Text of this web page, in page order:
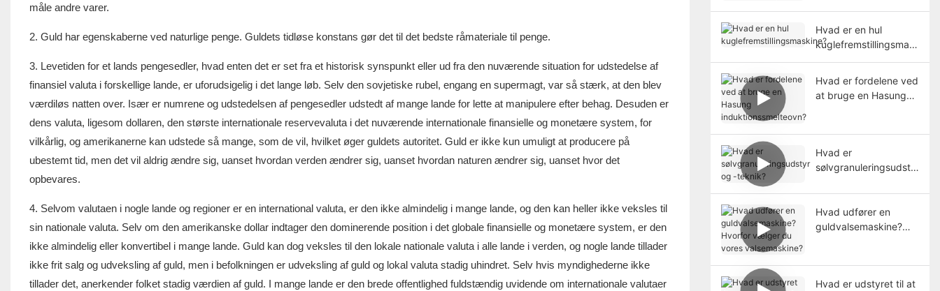
måle andre varer.
2. Guld har egenskaberne ved naturlige penge. Guldets tidløse konstans gør det til det bedste råmateriale til penge.
3. Levetiden for et lands pengesedler, hvad enten det er set fra et historisk synspunkt eller ud fra den nuværende situation for udstedelse af
finansiel valuta i forskellige lande, er uforudsigelig i det lange løb. Selv den sovjetiske rubel, engang en supermagt, var så stærk, at den blev
værdiløs natten over. Især er numrene og udstedelsen af ​​pengesedler udstedt af mange lande for lette at manipulere efter behag. Desuden er
dens valuta, ligesom dollaren, den største internationale reservevaluta i det nuværende internationale finansielle og monetære system, for
vilkårlig, og amerikanerne kan udstede så mange, som de vil, hvilket øger guldets autoritet. Guld er ikke kun umuligt at producere på
ubestemt tid, men det vil aldrig ændre sig, uanset hvordan verden ændrer sig, uanset hvordan naturen ændrer sig, uanset hvor det
opbevares.
4. Selvom valutaen i nogle lande og regioner er en international valuta, er den ikke almindelig i mange lande, og den kan heller ikke veksles til
sin nationale valuta. Selv om den amerikanske dollar indtager den dominerende position i det globale finansielle og monetære system, er den
ikke almindelig eller konvertibel i mange lande. Guld kan dog veksles til den lokale nationale valuta i alle lande i verden, og nogle lande tillader
ikke frit salg og udveksling af guld, men i befolkningen er udveksling af guld og lokal valuta stadig uhindret. Selv hvis myndighederne ikke
tillader det, anerkender folket stadig værdien af ​​guld. I mange lande er den brede offentlighed fuldstændig uvidende om internationale valutaer
Hvad er en hul
kuglefremstillingsmas
Hvad er fordelene ved
at bruge en Hasung
Hvad er
sølvgranuleringsudsty
Hvad udfører en
guldvalsemaskine?
Hvad er udstyret til at